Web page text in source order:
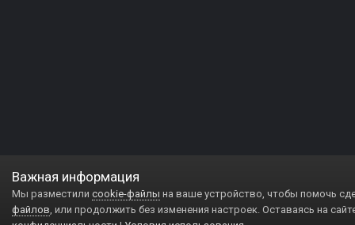
Важная информация
Мы разместили cookie-файлы на ваше устройство, чтобы помочь
файлов, или продолжить без изменения настроек. Оставаясь на